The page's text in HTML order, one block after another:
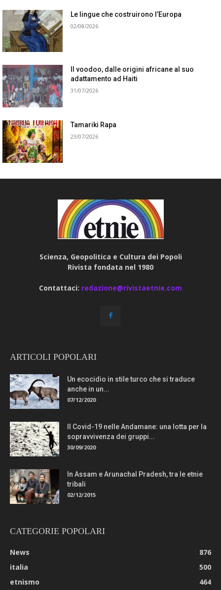
Le lingue che costruirono l’Europa
02/08/2026
Il voodoo, dalle origini africane al suo
adattamento ad Haiti
31/07/2026
Tamariki Rapa
23/07/2026
Scienza, Geopolitica e Cultura dei Popoli
Rivista fondata nel 1980
Contattaci: redazione@rivistaetnie.com
ARTICOLI POPOLARI
Un ecocidio in stile turco che si traduce
anche in un...
07/12/2020
Il Covid-19 nelle Andamane: una lotta per la
sopravvivenza dei gruppi...
30/09/2020
In Assam e Arunachal Pradesh, tra le etnie
tribali
02/12/2015
CATEGORIE POPOLARI
News
876
italia
500
etnismo
464